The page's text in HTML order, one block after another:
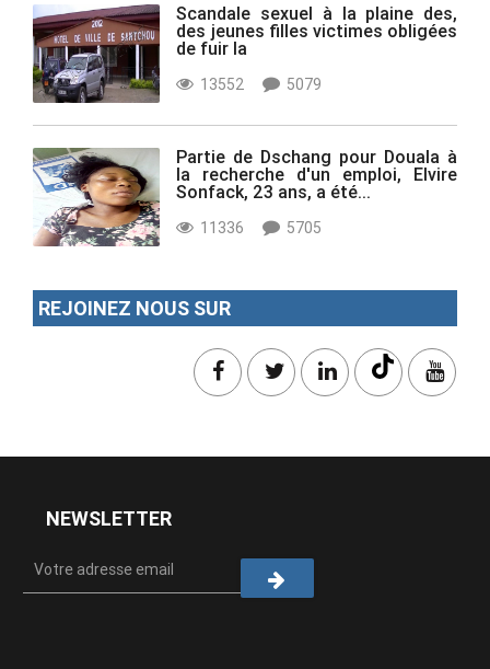
Scandale sexuel à la plaine des,
des jeunes filles victimes obligées
de fuir la
13552 5079
Partie de Dschang pour Douala à
la recherche d'un emploi, Elvire
Sonfack, 23 ans, a été...
11336 5705
REJOINEZ NOUS SUR
NEWSLETTER